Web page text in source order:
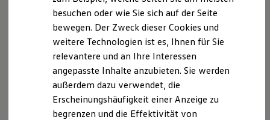
Ladezeitensimulator
Sicherheit
Garantie und Lebensdauer
Nachhaltigkeit
Kosten und Kauf
Verbrauchskosten
Kaufoptionen
E-Auto-Förderung
Erlebniswelt, in der alles intuitiv, vernetzt und auf Ihren
Alltag abgestimmt ist.
Für praktische Funktionen und noch mehr Spaß sorgt unser
In-Car Shop, mit einer Vielzahl von Apps u. a. aus den
Bereichen Audio, Video Streaming, Parking, Charging,
Infotainmentsystem „Innovision“ bietet Ihnen mit
besuchen oder wie Sie sich auf der Seite
bewegen. Der Zweck dieser Cookies und
weitere Technologien ist es, Ihnen für Sie
relevantere und an Ihre Interessen
angepasste Inhalte anzubieten. Sie werden
außerdem dazu verwendet, die
Erscheinungshäufigkeit einer Anzeige zu
begrenzen und die Effektivität von